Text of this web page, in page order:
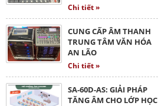
Chi tiết »
CUNG CẤP ÂM THANH
TRUNG TÂM VĂN HÓA
AN LÃO
Chi tiết »
SA-60D-AS: GIẢI PHÁP
TĂNG ÂM CHO LỚP HỌC